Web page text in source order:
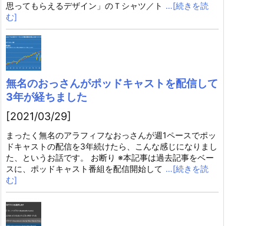
思ってもらえるデザイン」のＴシャツ／ト …[続きを読
む]
無名のおっさんがポッドキャストを配信して
3年が経ちました
[2021/03/29]
まったく無名のアラフィフなおっさんが週1ペースでポッ
ドキャストの配信を3年続けたら、こんな感じになりまし
た、というお話です。 お断り ※本記事は過去記事をベー
スに、ポッドキャスト番組を配信開始して …[続きを読
む]